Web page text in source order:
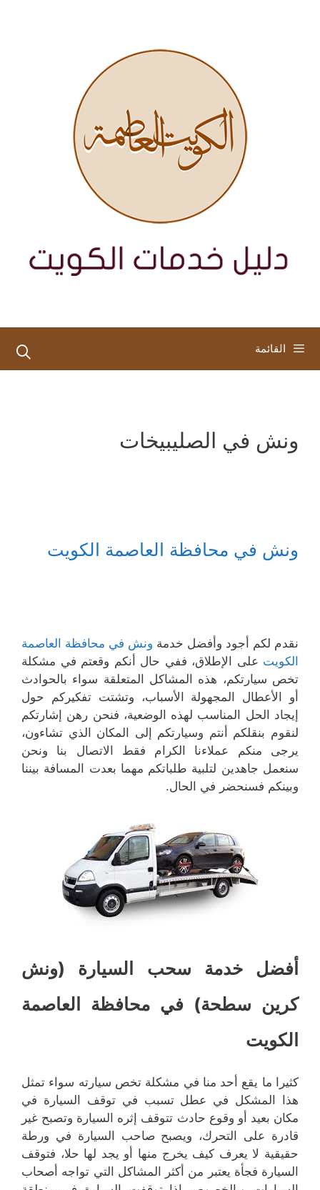
القائمة
ونش في الصليبيخات
ونش في محافظة العاصمة الكويت
نقدم لكم أجود وأفضل خدمة ونش في محافظة العاصمة
الكويت على الإطلاق، ففي حال أنكم وقعتم في مشكلة
تخص سيارتكم، هذه المشاكل المتعلقة سواء بالحوادث
أو الأعطال المجهولة الأسباب، وتشتت تفكيركم حول
إيجاد الحل المناسب لهذه الوضعية، فنحن رهن إشارتكم
لنقوم بنقلكم أنتم وسيارتكم إلى المكان الذي تشاءون،
يرجى منكم عملاءنا الكرام فقط الاتصال بنا ونحن
سنعمل جاهدين لتلبية طلباتكم مهما بعدت المسافة بيننا
وبينكم فسنحضر في الحال.
أفضل خدمة سحب السيارة (ونش
كرين سطحة) في محافظة العاصمة
الكويت
كثيرا ما يقع أحد منا في مشكلة تخص سيارته سواء تمثل
هذا المشكل في عطل تسبب في توقف السيارة في
مكان بعيد أو وقوع حادث تتوقف إثره السيارة وتصبح غير
قادرة على التحرك، ويصبح صاحب السيارة في ورطة
حقيقية لا يعرف كيف يخرج منها أو يجد لها حلا، فتوقف
السيارة فجأة يعتبر من أكثر المشاكل التي تواجه أصحاب